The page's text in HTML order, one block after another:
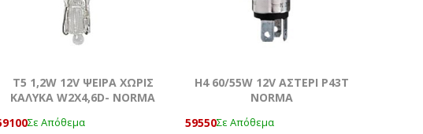
T5 1,2W 12V ΨΕΙΡΑ ΧΩΡΙΣ
ΚΑΛΥΚΑ W2X4,6D- NORMA
Σε Απόθεμα
Η4 60/55W 12V ΑΣΤΕΡΙ Ρ43T
NORMA
59550Σε Απόθεμα